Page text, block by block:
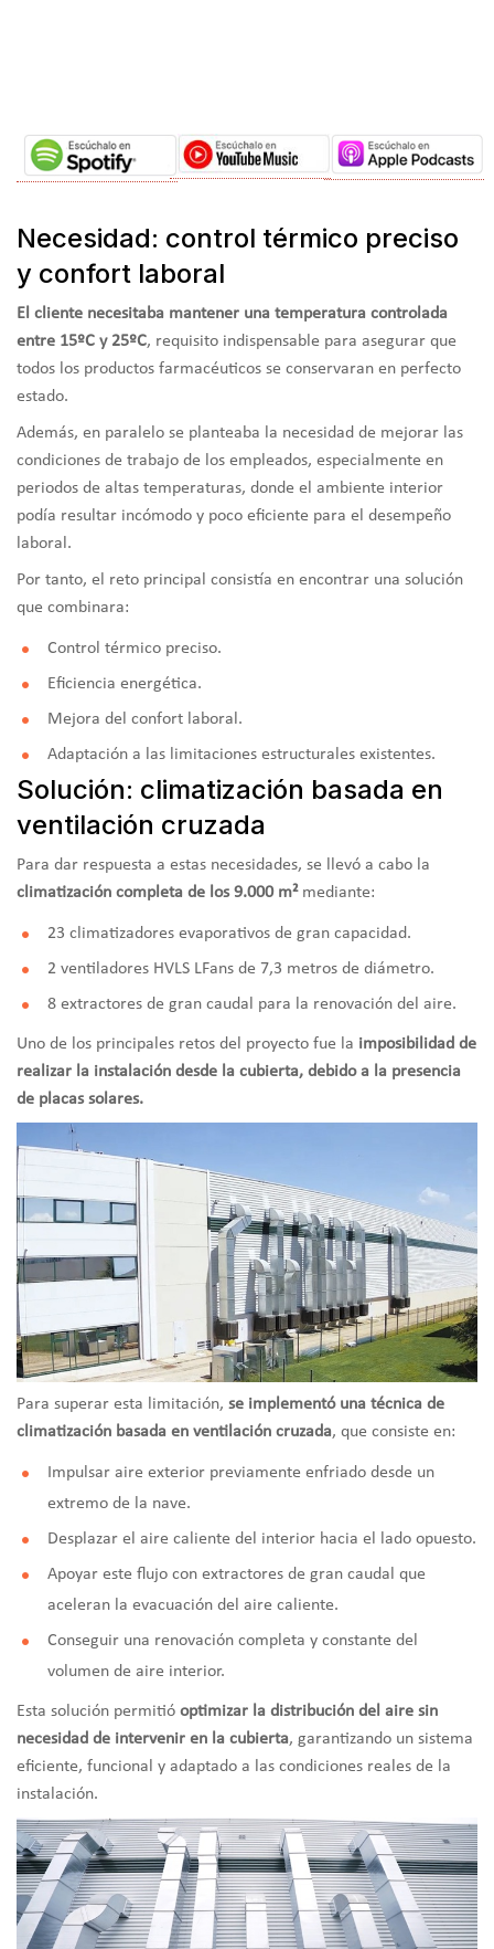
Necesidad: control térmico preciso
y confort laboral
El cliente necesitaba mantener una temperatura controlada
entre 15ºC y 25ºC, requisito indispensable para asegurar que
todos los productos farmacéuticos se conservaran en perfecto
estado.
Además, en paralelo se planteaba la necesidad de mejorar las
condiciones de trabajo de los empleados, especialmente en
periodos de altas temperaturas, donde el ambiente interior
podía resultar incómodo y poco eficiente para el desempeño
laboral.
Por tanto, el reto principal consistía en encontrar una solución
que combinara:
Control térmico preciso.
Eficiencia energética.
Mejora del confort laboral.
Adaptación a las limitaciones estructurales existentes.
Solución: climatización basada en
ventilación cruzada
Para dar respuesta a estas necesidades, se llevó a cabo la
climatización completa de los 9.000 m²mediante:
23 climatizadores evaporativos de gran capacidad.
2 ventiladores HVLS LFans de 7,3 metros de diámetro.
8 extractores de gran caudal para la renovación del aire.
Uno de los principales retos del proyecto fue la imposibilidad de
realizar la instalación desde la cubierta, debido a la presencia
de placas solares.
Para superar esta limitación, se implementó una técnica de
climatización basada en ventilación cruzada, que consiste en:
Impulsar aire exterior previamente enfriado desde un
extremo de la nave.
Desplazar el aire caliente del interior hacia el lado opuesto.
Apoyar este flujo con extractores de gran caudal que
aceleran la evacuación del aire caliente.
Conseguir una renovación completa y constante del
volumen de aire interior.
Esta solución permitió optimizar la distribución del aire sin
necesidad de intervenir en la cubierta, garantizando un sistema
eficiente, funcional y adaptado a las condiciones reales de la
instalación.